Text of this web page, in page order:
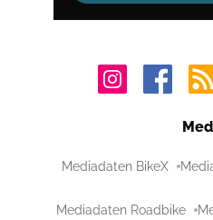
Mediadaten BikeX
Mediadaten Roadbike